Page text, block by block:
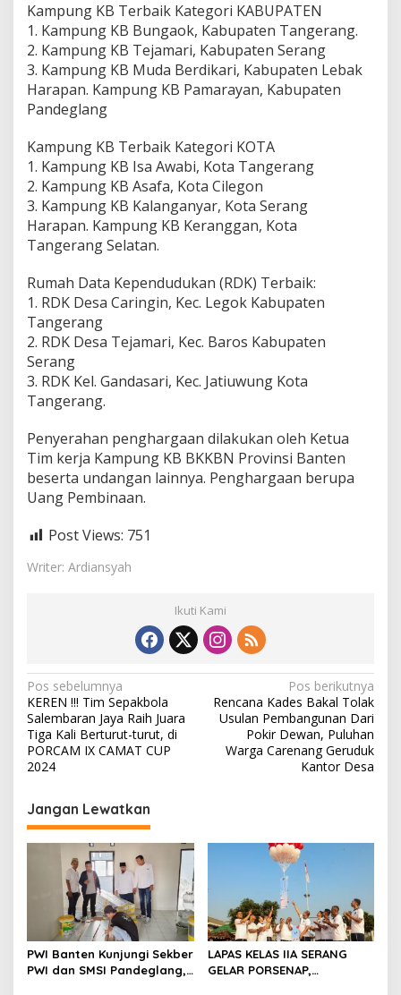
Kampung KB Terbaik Kategori KABUPATEN
1. Kampung KB Bungaok, Kabupaten Tangerang.
2. Kampung KB Tejamari, Kabupaten Serang
3. Kampung KB Muda Berdikari, Kabupaten Lebak
Harapan. Kampung KB Pamarayan, Kabupaten
Pandeglang
Kampung KB Terbaik Kategori KOTA
1. Kampung KB Isa Awabi, Kota Tangerang
2. Kampung KB Asafa, Kota Cilegon
3. Kampung KB Kalanganyar, Kota Serang
Harapan. Kampung KB Keranggan, Kota
Tangerang Selatan.
Rumah Data Kependudukan (RDK) Terbaik:
1. RDK Desa Caringin, Kec. Legok Kabupaten
Tangerang
2. RDK Desa Tejamari, Kec. Baros Kabupaten
Serang
3. RDK Kel. Gandasari, Kec. Jatiuwung Kota
Tangerang.
Penyerahan penghargaan dilakukan oleh Ketua
Tim kerja Kampung KB BKKBN Provinsi Banten
beserta undangan lainnya. Penghargaan berupa
Uang Pembinaan.
Post Views: 751
Writer: Ardiansyah
Ikuti Kami
N
a
v
i
a
s
s
Pos sebelumnya
KEREN !!! Tim Sepakbola
Salembaran Jaya Raih Juara
Tiga Kali Berturut-turut, di
PORCAM IX CAMAT CUP
2024
Pos berikutnya
Rencana Kades Bakal Tolak
Usulan Pembangunan Dari
Pokir Dewan, Puluhan
Warga Carenang Geruduk
Kantor Desa
Jangan Lewatkan
PWI Banten Kunjungi Sekber
PWI dan SMSI Pandeglang,
LAPAS KELAS IIA SERANG
GELAR PORSENAP,